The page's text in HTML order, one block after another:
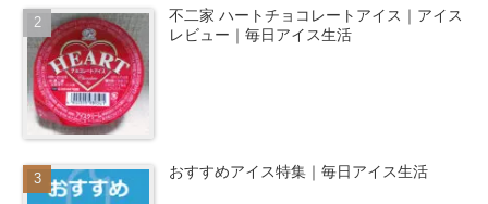
不二家 ハートチョコレートアイス｜アイス
レビュー｜毎日アイス生活
おすすめアイス特集｜毎日アイス生活